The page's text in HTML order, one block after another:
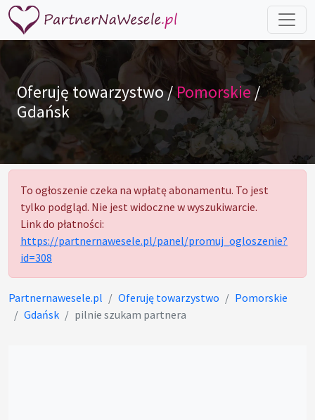
Oferuję towarzystwo /Pomorskie/
Gdańsk
To ogłoszenie czeka na wpłatę abonamentu. To jest
tylko podgląd. Nie jest widoczne w wyszukiwarcie.
Link do płatności:
https://partnernawesele.pl/panel/promuj_ogloszenie?
id=308
Partnernawesele.pl Oferuję towarzystwo
Pomorskie
Gdańsk
pilnie szukam partnera